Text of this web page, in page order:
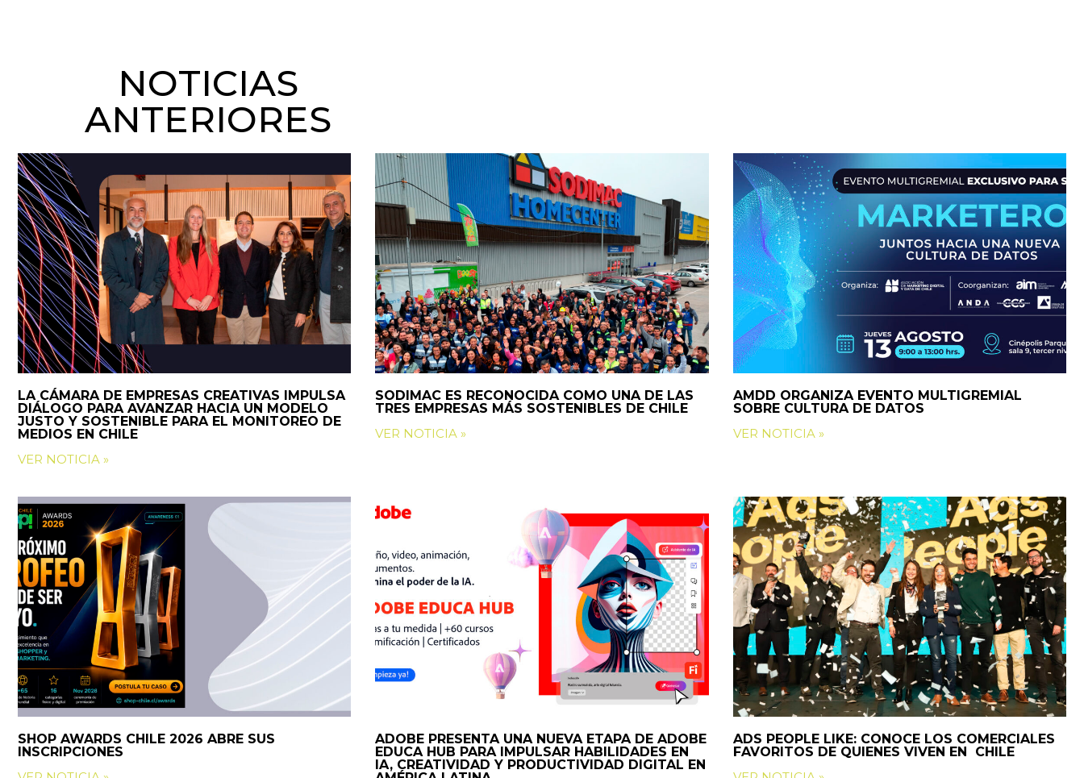
NOTICIAS
ANTERIORES
LA CÁMARA DE EMPRESAS CREATIVAS IMPULSA
DIÁLOGO PARA AVANZAR HACIA UN MODELO
JUSTO Y SOSTENIBLE PARA EL MONITOREO DE
MEDIOS EN CHILE
VER NOTICIA »
SODIMAC ES RECONOCIDA COMO UNA DE LAS
TRES EMPRESAS MÁS SOSTENIBLES DE CHILE
VER NOTICIA »
AMDD ORGANIZA EVENTO MULTIGREMIAL
SOBRE CULTURA DE DATOS
VER NOTICIA »
SHOP AWARDS CHILE 2026 ABRE SUS
INSCRIPCIONES
ADOBE PRESENTA UNA NUEVA ETAPA DE ADOBE
EDUCA HUB PARA IMPULSAR HABILIDADES EN
IA, CREATIVIDAD Y PRODUCTIVIDAD DIGITAL EN
ADS PEOPLE LIKE: CONOCE LOS COMERCIALES
FAVORITOS DE QUIENES VIVEN EN CHILE